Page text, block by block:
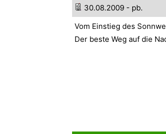
30.08.2009 - pb.
Vom Einstieg des
Der beste Weg auf die